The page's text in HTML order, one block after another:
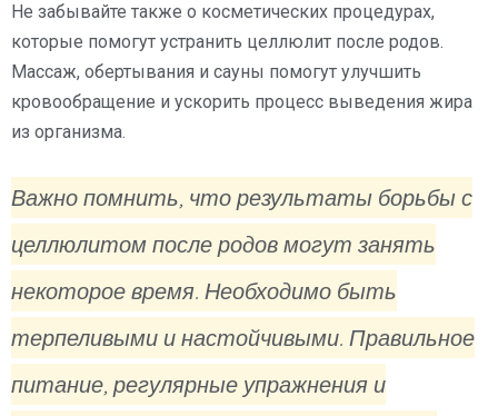
Не забывайте также о косметических процедурах,
которые помогут устранить целлюлит после родов.
Массаж, обертывания и сауны помогут улучшить
кровообращение и ускорить процесс выведения жира
из организма.
Важно помнить, что результаты борьбы с
целлюлитом после родов могут занять
некоторое время. Необходимо быть
терпеливыми и настойчивыми. Правильное
питание, регулярные упражнения и